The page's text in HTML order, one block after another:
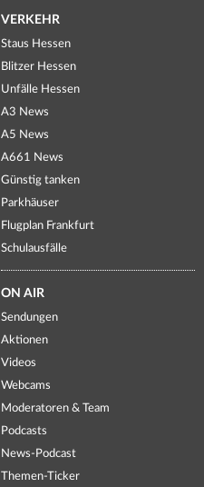
VERKEHR
Staus Hessen
Blitzer Hessen
Unfälle Hessen
A3 News
A5 News
A661 News
Günstig tanken
Parkhäuser
Flugplan Frankfurt
Schulausfälle
ON AIR
Sendungen
Aktionen
Videos
Webcams
Moderatoren & Team
Podcasts
News-Podcast
Themen-Ticker